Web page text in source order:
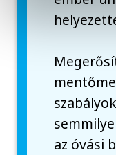
az óvási